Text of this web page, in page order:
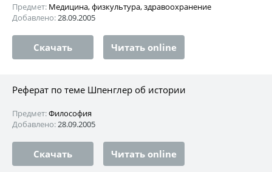
Предмет: Медицина, физкультура, здравоохранение
Добавлено:28.09.2005
Скачать Читать online
Реферат по теме Шпенглер об истории
Предмет:Философия
Добавлено:28.09.2005
Скачать Читать online